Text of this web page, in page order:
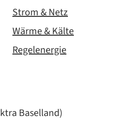
Strom & Netz
Wärme & Kälte
Regelenergie
Baselland)